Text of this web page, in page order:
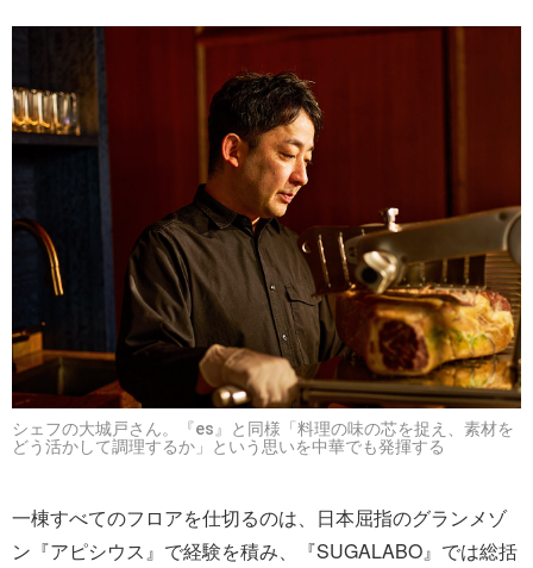
シェフの大城戸さん。『es』と同様「料理の味の芯を捉え、素材を
どう活かして調理するか」という思いを中華でも発揮する
一棟すべてのフロアを仕切るのは、日本屈指のグランメゾ
ン『アピシウス』で経験を積み、『SUGALABO』では総括